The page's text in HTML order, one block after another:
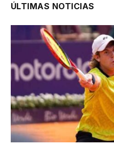
ÚLTIMAS NOTICIAS